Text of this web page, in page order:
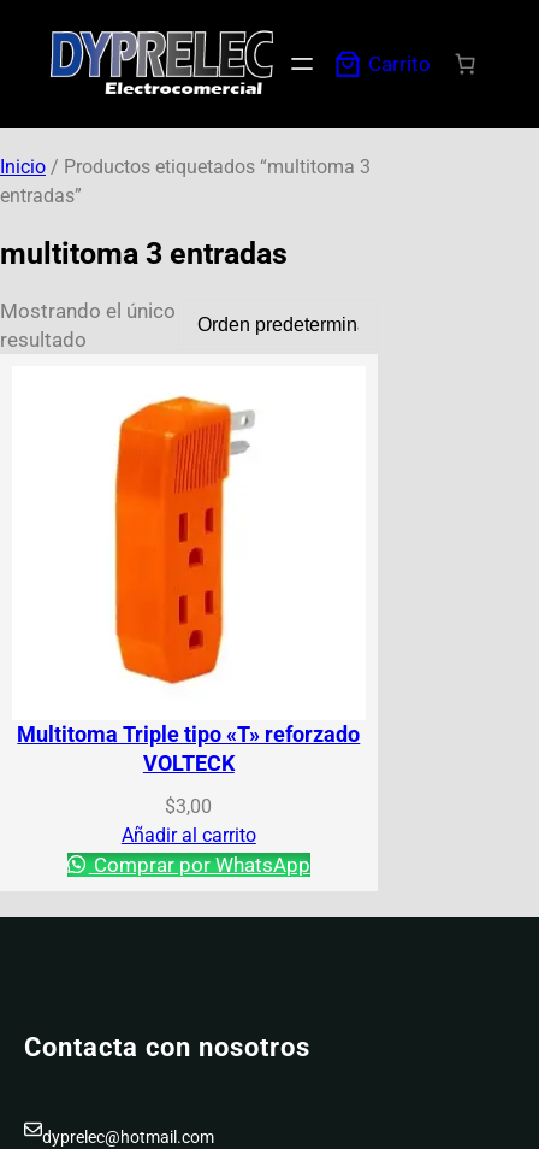
Carrito
Inicio / Productos etiquetados “multitoma 3
entradas”
multitoma 3 entradas
Mostrando el único
resultado
Multitoma Triple tipo «T» reforzado
VOLTECK
$3,00
Añadir al carrito
Comprar por WhatsApp
Contacta con nosotros
dyprelec@hotmail.com